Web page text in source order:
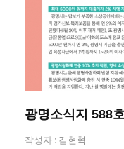
광명소식지 588
작성자 : 김현혁